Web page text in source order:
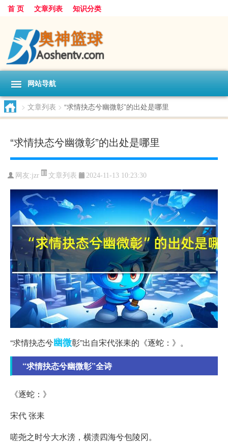
首 页 文章列表 知识分类
网站导航
> 文章列表 > “求情抉态兮幽微彰”的出处是哪里
“求情抉态兮幽微彰”的出处是哪里
网友:jzr 文章列表 2024-11-13 10:23:30
“求情抉态兮幽微彰”出自宋代张耒的《逐蛇：》。
“求情抉态兮幽微彰”全诗
《逐蛇：》
宋代 张耒
嗟尧之时兮大水滂，横溃四海兮包陵冈。